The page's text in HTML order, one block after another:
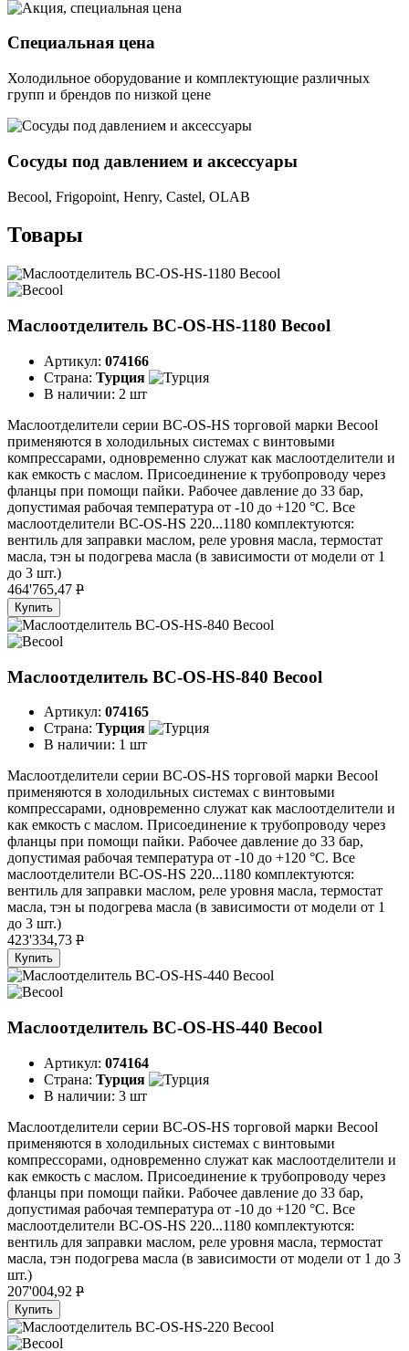
Специальная цена
Холодильное оборудование и комплектующие различных
групп и брендов по низкой цене
Сосуды под давлением и аксессуары
Becool, Frigopoint, Henry, Castel, OLAB
Товары
Маслоотделитель BC-OS-HS-1180 Becool
Артикул: 074166
Страна: Турция
В наличии: 2 шт
Маслоотделители серии BC-OS-HS торговой марки Becool
применяются в холодильных системах с винтовыми
компрессарами, одновременно служат как маслоотделители и
как емкость с маслом. Присоединение к трубопроводу через
фланцы при помощи пайки. Рабочее давление до 33 бар,
допустимая рабочая температура от -10 до +120 °C. Все
маслоотделители BC-OS-HS 220...1180 комплектуются:
вентиль для заправки маслом, реле уровня масла, термостат
масла, тэн ы подогрева масла (в зависимости от модели от 1
до 3 шт.)
464'765,47 P
Купить
Маслоотделитель BC-OS-HS-840 Becool
Артикул: 074165
Страна: Турция
В наличии: 1 шт
Маслоотделители серии BC-OS-HS торговой марки Becool
применяются в холодильных системах с винтовыми
компрессарами, одновременно служат как маслоотделители и
как емкость с маслом. Присоединение к трубопроводу через
фланцы при помощи пайки. Рабочее давление до 33 бар,
допустимая рабочая температура от -10 до +120 °C. Все
маслоотделители BC-OS-HS 220...1180 комплектуются:
вентиль для заправки маслом, реле уровня масла, термостат
масла, тэн ы подогрева масла (в зависимости от модели от 1
до 3 шт.)
423'334,73 P
Купить
Маслоотделитель BC-OS-HS-440 Becool
Артикул: 074164
Страна: Турция
В наличии: 3 шт
Маслоотделители серии BC-OS-HS торговой марки Becool
применяются в холодильных системах с винтовыми
компрессорами, одновременно служат как маслоотделители и
как емкость с маслом. Присоединение к трубопроводу через
фланцы при помощи пайки. Рабочее давление до 33 бар,
допустимая рабочая температура от -10 до +120 °C. Все
маслоотделители BC-OS-HS 220...1180 комплектуются:
вентиль для заправки маслом, реле уровня масла, термостат
масла, тэн подогрева масла (в зависимости от модели от 1 до 3
шт.)
207'004,92 P
Купить